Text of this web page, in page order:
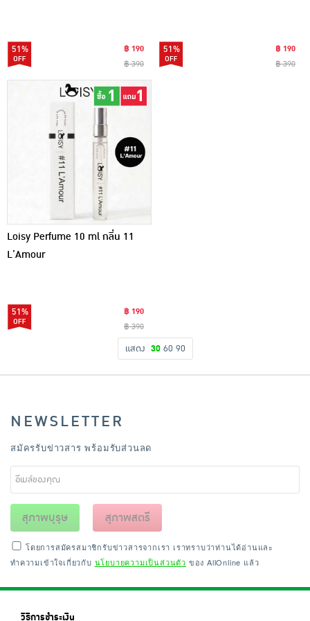
51%
฿ 190
฿ 390
51%
฿ 190
฿ 390
Loisy Perfume 10 ml กลิ่น 11
L’Amour
51%
฿ 190
฿ 390
แสดง 30 60 90
NEWSLETTER
สมัครรับข่าวสาร พร้อมรับส่วนลด
สุภาพบุรุษ สุภาพสตรี
โดยการสมัครสมาชิกรับข่าวสารจากเรา เราทราบว่าท่านได้อ่านและ
ทำความเข้าใจเกี่ยวกับ นโยบายความเป็นส่วนตัว ของ AllOnline แล้ว
วิธีการชำระเงิน